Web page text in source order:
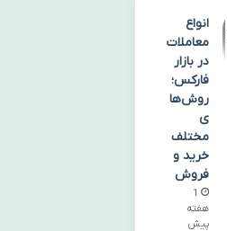
انواع
معاملات
در بازار
فارکس؛
روش‌ها
ی
مختلف
خرید و
فروش
1
هفته
پیش